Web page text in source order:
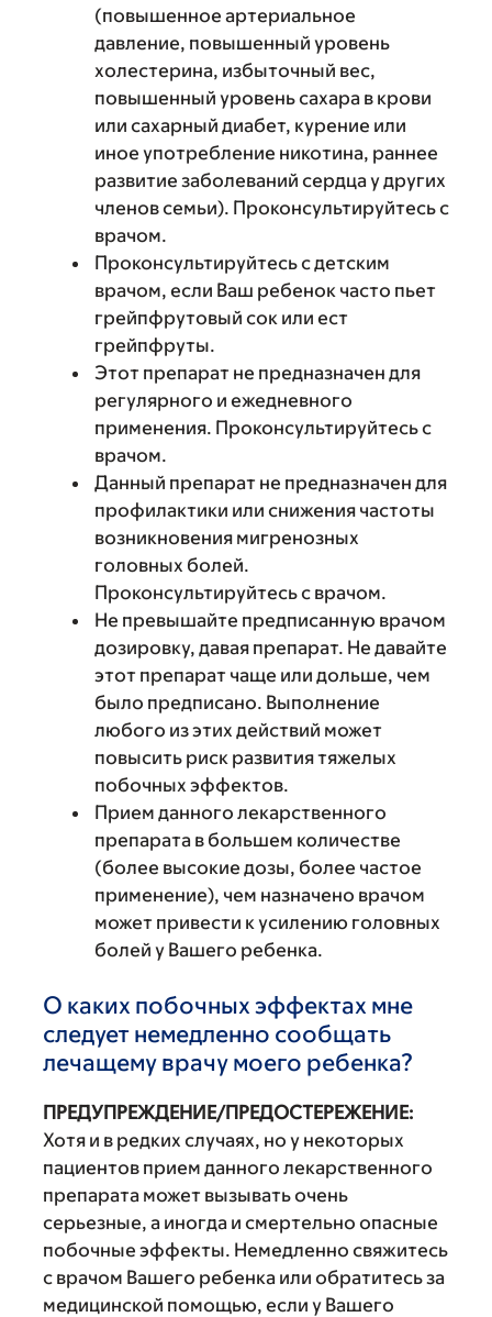
(повышенное артериальное
давление, повышенный уровень
холестерина, избыточный вес,
повышенный уровень сахара в крови
или сахарный диабет, курение или
иное употребление никотина, раннее
развитие заболеваний сердца у других
членов семьи). Проконсультируйтесь с
врачом.
Проконсультируйтесь с детским
врачом, если Ваш ребенок часто пьет
грейпфрутовый сок или ест
грейпфруты.
Этот препарат не предназначен для
регулярного и ежедневного
применения. Проконсультируйтесь с
врачом.
Данный препарат не предназначен для
профилактики или снижения частоты
возникновения мигренозных
головных болей.
Проконсультируйтесь с врачом.
Не превышайте предписанную врачом
дозировку, давая препарат. Не давайте
этот препарат чаще или дольше, чем
было предписано. Выполнение
любого из этих действий может
повысить риск развития тяжелых
побочных эффектов.
Прием данного лекарственного
препарата в большем количестве
(более высокие дозы, более частое
применение), чем назначено врачом
может привести к усилению головных
болей у Вашего ребенка.
О каких побочных эффектах мне
следует немедленно сообщать
лечащему врачу моего ребенка?
ПРЕДУПРЕЖДЕНИЕ/ПРЕДОСТЕРЕЖЕНИЕ:
Хотя и в редких случаях, но у некоторых
пациентов прием данного лекарственного
препарата может вызывать очень
серьезные, а иногда и смертельно опасные
побочные эффекты. Немедленно свяжитесь
с врачом Вашего ребенка или обратитесь за
медицинской помощью, если у Вашего